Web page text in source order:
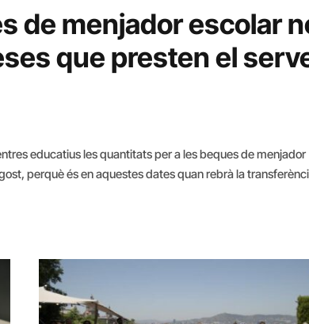
de menjador escolar
que presten el
educatius les quantitats per a les beques de menjador
perquè és en aquestes dates quan rebrà la